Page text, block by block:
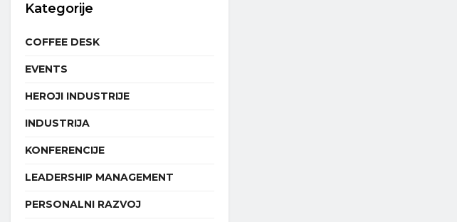
Kategorije
COFFEE DESK
EVENTS
HEROJI INDUSTRIJE
INDUSTRIJA
KONFERENCIJE
LEADERSHIP MANAGEMENT
PERSONALNI RAZVOJ